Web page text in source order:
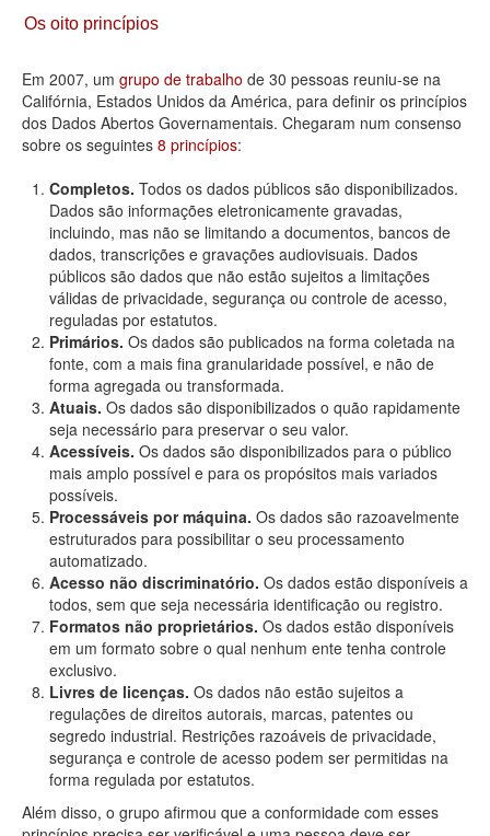
Os oito princípios
Em 2007, um grupo de trabalho de 30 pessoas reuniu-se na
Califórnia, Estados Unidos da América, para definir os princípios
dos Dados Abertos Governamentais. Chegaram num consenso
sobre os seguintes 8 princípios:
Completos. Todos os dados públicos são disponibilizados.
Dados são informações eletronicamente gravadas,
incluindo, mas não se limitando a documentos, bancos de
dados, transcrições e gravações audiovisuais. Dados
públicos são dados que não estão sujeitos a limitações
válidas de privacidade, segurança ou controle de acesso,
reguladas por estatutos.
Primários. Os dados são publicados na forma coletada na
fonte, com a mais fina granularidade possível, e não de
forma agregada ou transformada.
Atuais. Os dados são disponibilizados o quão rapidamente
seja necessário para preservar o seu valor.
Acessíveis. Os dados são disponibilizados para o público
mais amplo possível e para os propósitos mais variados
possíveis.
Processáveis por máquina. Os dados são razoavelmente
estruturados para possibilitar o seu processamento
automatizado.
Acesso não discriminatório. Os dados estão disponíveis a
todos, sem que seja necessária identificação ou registro.
Formatos não proprietários. Os dados estão disponíveis
em um formato sobre o qual nenhum ente tenha controle
exclusivo.
Livres de licenças. Os dados não estão sujeitos a
regulações de direitos autorais, marcas, patentes ou
segredo industrial. Restrições razoáveis de privacidade,
segurança e controle de acesso podem ser permitidas na
forma regulada por estatutos.
Além disso, o grupo afirmou que a conformidade com esses